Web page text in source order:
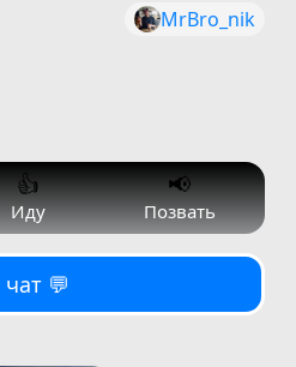
MrBro_nik
👍
Иду
📢
Позвать
💬